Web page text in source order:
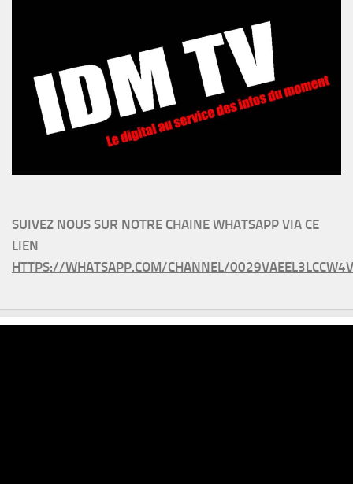
SUIVEZ NOUS SUR NOTRE CHAINE WHATSAPP VIA CE
LIEN
HTTPS://WHATSAPP.COM/CHANNEL/